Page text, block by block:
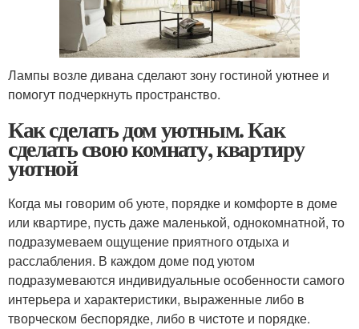
Лампы возле дивана сделают зону гостиной уютнее и
помогут подчеркнуть пространство.
Как сделать дом уютным. Как
сделать свою комнату, квартиру
уютной
Когда мы говорим об уюте, порядке и комфорте в доме
или квартире, пусть даже маленькой, однокомнатной, то
подразумеваем ощущение приятного отдыха и
расслабления. В каждом доме под уютом
подразумеваются индивидуальные особенности самого
интерьера и характеристики, выраженные либо в
творческом беспорядке, либо в чистоте и порядке.